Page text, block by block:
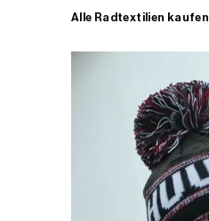
Alle Radtextilien kaufen